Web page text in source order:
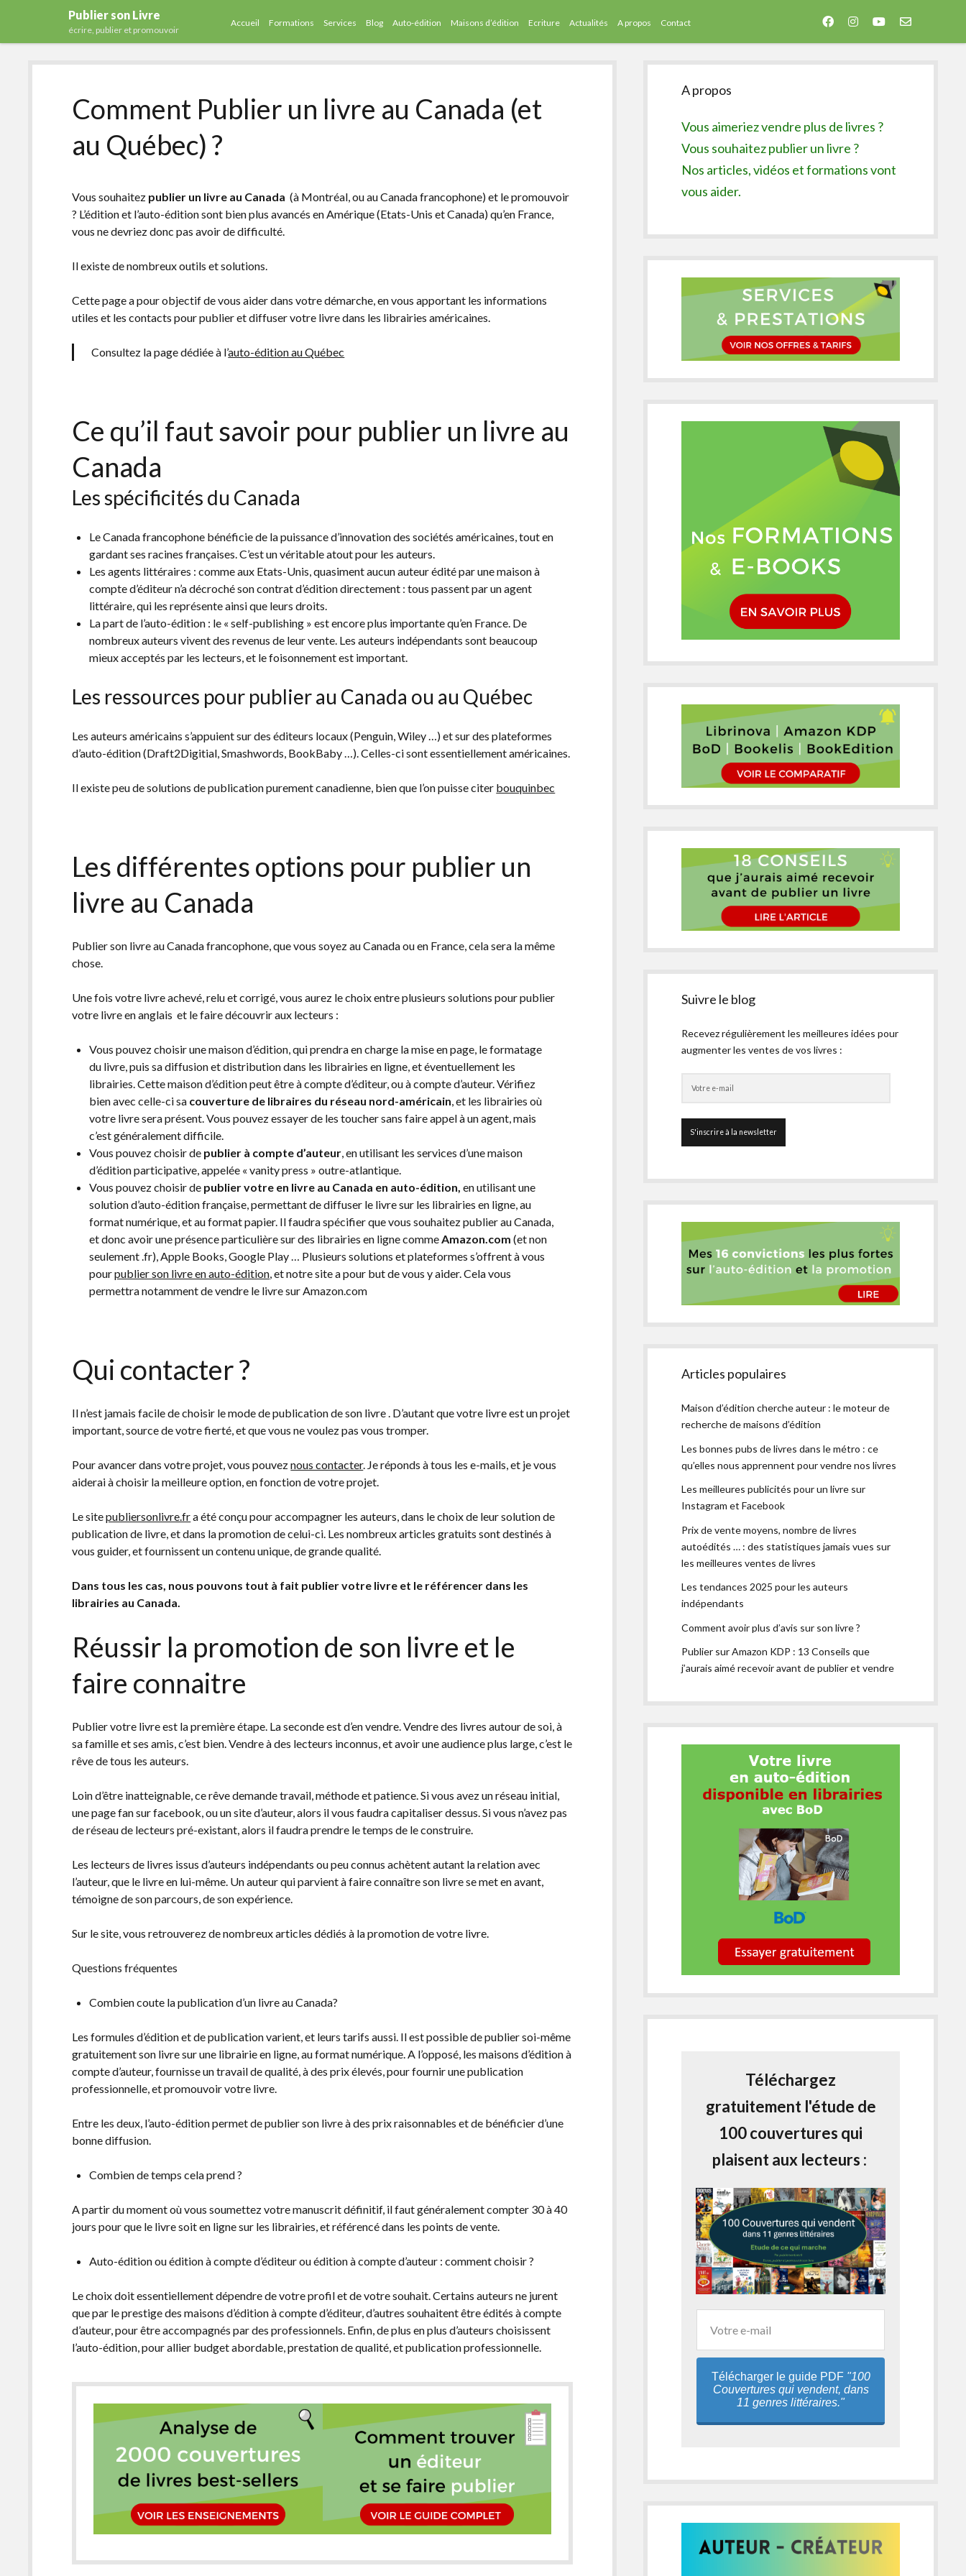
Publier son Livre
écrire, publier et promouvoir
Accueil Formations Services Blog Auto-édition Maisons d’édition Ecriture Actualités A propos Contact facebookinstagram
youtubeemail-
Comment Publier un livre au Canada (et
au Québec) ?
Vous souhaitez publier un livre au Canada (à Montréal, ou au Canada francophone) et le promouvoir
? L’édition et l’auto-édition sont bien plus avancés en Amérique (Etats-Unis et Canada) qu’en France,
vous ne devriez donc pas avoir de difficulté.
Il existe de nombreux outils et solutions.
Cette page a pour objectif de vous aider dans votre démarche, en vous apportant les informations
utiles et les contacts pour publier et diffuser votre livre dans les librairies américaines.
Consultez la page dédiée à l’auto-édition au Québec
Ce qu’il faut savoir pour publier un livre au
Canada
Les spécificités du Canada
Le Canada francophone bénéficie de la puissance d’innovation des sociétés américaines, tout en
gardant ses racines françaises. C’est un véritable atout pour les auteurs.
Les agents littéraires : comme aux Etats-Unis, quasiment aucun auteur édité par une maison à
compte d’éditeur n’a décroché son contrat d’édition directement : tous passent par un agent
littéraire, qui les représente ainsi que leurs droits.
La part de l’auto-édition : le « self-publishing » est encore plus importante qu’en France. De
nombreux auteurs vivent des revenus de leur vente. Les auteurs indépendants sont beaucoup
mieux acceptés par les lecteurs, et le foisonnement est important.
Les ressources pour publier au Canada ou au Québec
Les auteurs américains s’appuient sur des éditeurs locaux (Penguin, Wiley …) et sur des plateformes
d’auto-édition (Draft2Digitial, Smashwords, BookBaby …). Celles-ci sont essentiellement américaines.
Il existe peu de solutions de publication purement canadienne, bien que l’on puisse citer bouquinbec
Les différentes options pour publier un
livre au Canada
Publier son livre au Canada francophone, que vous soyez au Canada ou en France, cela sera la même
chose.
Une fois votre livre achevé, relu et corrigé, vous aurez le choix entre plusieurs solutions pour publier
votre livre en anglais et le faire découvrir aux lecteurs :
Vous pouvez choisir une maison d’édition, qui prendra en charge la mise en page, le formatage
du livre, puis sa diffusion et distribution dans les librairies en ligne, et éventuellement les
librairies. Cette maison d’édition peut être à compte d’éditeur, ou à compte d’auteur. Vérifiez
bien avec celle-ci sa couverture de libraires du réseau nord-américain, et les librairies où
votre livre sera présent. Vous pouvez essayer de les toucher sans faire appel à un agent, mais
c’est généralement difficile.
Vous pouvez choisir de publier à compte d’auteur, en utilisant les services d’une maison
d’édition participative, appelée « vanity press » outre-atlantique.
Vous pouvez choisir de publier votre en livre au Canada en auto-édition, en utilisant une
solution d’auto-édition française, permettant de diffuser le livre sur les librairies en ligne, au
format numérique, et au format papier. Il faudra spécifier que vous souhaitez publier au Canada,
et donc avoir une présence particulière sur des librairies en ligne commeAmazon.com (et non
seulement .fr), Apple Books, Google Play … Plusieurs solutions et plateformes s’offrent à vous
pourpublier son livre en auto-édition, et notre site a pour but de vous y aider. Cela vous
permettra notamment de vendre le livre sur Amazon.com
Qui contacter ?
Il n’est jamais facile de choisir le mode de publication de son livre . D’autant que votre livre est un projet
important, source de votre fierté, et que vous ne voulez pas vous tromper.
Pour avancer dans votre projet, vous pouveznous contacter. Je réponds à tous les e-mails, et je vous
aiderai à choisir la meilleure option, en fonction de votre projet.
Le sitepubliersonlivre.fra été conçu pour accompagner les auteurs, dans le choix de leur solution de
publication de livre, et dans la promotion de celui-ci. Les nombreux articles gratuits sont destinés à
vous guider, et fournissent un contenu unique, de grande qualité.
Dans tous les cas, nous pouvons tout à fait publier votre livre et le référencer dans les
librairies au Canada.
Réussir la promotion de son livre et le
faire connaitre
Publier votre livre est la première étape. La seconde est d’en vendre. Vendre des livres autour de soi, à
sa famille et ses amis, c’est bien. Vendre à des lecteurs inconnus, et avoir une audience plus large, c’est le
rêve de tous les auteurs.
Loin d’être inatteignable, ce rêve demande travail, méthode et patience. Si vous avez un réseau initial,
une page fan sur facebook, ou un site d’auteur, alors il vous faudra capitaliser dessus. Si vous n’avez pas
de réseau de lecteurs pré-existant, alors il faudra prendre le temps de le construire.
Les lecteurs de livres issus d’auteurs indépendants ou peu connus achètent autant la relation avec
l’auteur, que le livre en lui-même. Un auteur qui parvient à faire connaître son livre se met en avant,
témoigne de son parcours, de son expérience.
Sur le site, vous retrouverez de nombreux articles dédiés à la promotion de votre livre.
Questions fréquentes
Combien coute la publication d’un livre au Canada?
Les formules d’édition et de publication varient, et leurs tarifs aussi. Il est possible de publier soi-même
gratuitement son livre sur une librairie en ligne, au format numérique. A l’opposé, les maisons d’édition à
compte d’auteur, fournisse un travail de qualité, à des prix élevés, pour fournir une publication
professionnelle, et promouvoir votre livre.
Entre les deux, l’auto-édition permet de publier son livre à des prix raisonnables et de bénéficier d’une
bonne diffusion.
Combien de temps cela prend ?
A partir du moment où vous soumettez votre manuscrit définitif, il faut généralement compter 30 à 40
jours pour que le livre soit en ligne sur les librairies, et référencé dans les points de vente.
Auto-édition ou édition à compte d’éditeur ou édition à compte d’auteur : comment choisir ?
Le choix doit essentiellement dépendre de votre profil et de votre souhait. Certains auteurs ne jurent
que par le prestige des maisons d’édition à compte d’éditeur, d’autres souhaitent être édités à compte
d’auteur, pour être accompagnés par des professionnels. Enfin, de plus en plus d’auteurs choisissent
l’auto-édition, pour allier budget abordable, prestation de qualité, et publication professionnelle.
Sidebar
A propos
Vous aimeriez vendre plus de livres ?
Vous souhaitez publier un livre ?
Nos articles, vidéos et formations vont
vous aider.
Suivre le blog
Recevez régulièrement les meilleures idées pour
augmenter les ventes de vos livres :
Articles populaires
Maison d’édition cherche auteur : le moteur de
recherche de maisons d’édition
Les bonnes pubs de livres dans le métro : ce
qu’elles nous apprennent pour vendre nos livres
Les meilleures publicités pour un livre sur
Instagram et Facebook
Prix de vente moyens, nombre de livres
autoédités … : des statistiques jamais vues sur
les meilleures ventes de livres
Les tendances 2025 pour les auteurs
indépendants
Comment avoir plus d’avis sur son livre ?
Publier sur Amazon KDP : 13 Conseils que
j’aurais aimé recevoir avant de publier et vendre
Téléchargez
gratuitement l'étude de
100 couvertures qui
plaisent aux lecteurs :
Télécharger le guide PDF "100
Couvertures qui vendent, dans
11 genres littéraires."